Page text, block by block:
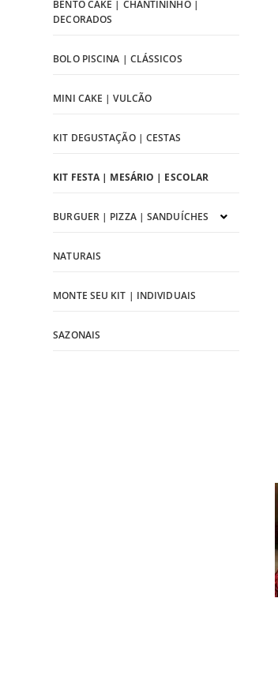
BENTÔ CAKE | CHANTININHO |
DECORADOS
BOLO PISCINA | CLÁSSICOS
MINI CAKE | VULCÃO
KIT DEGUSTAÇÃO | CESTAS
KIT FESTA | MESÁRIO | ESCOLAR
BURGUER | PIZZA | SANDUÍCHES
NATURAIS
MONTE SEU KIT | INDIVIDUAIS
SAZONAIS